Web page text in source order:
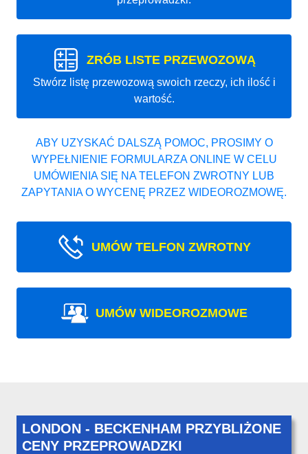
ZRÓB LISTE PRZEWOZOWĄ
Stwórz listę przewozową swoich rzeczy, ich ilość i
wartość.
ABY UZYSKAĆ DALSZĄ POMOC, PROSIMY O
WYPEŁNIENIE FORMULARZA ONLINE W CELU
UMÓWIENIA SIĘ NA TELEFON ZWROTNY LUB
ZAPYTANIA O WYCENĘ PRZEZ WIDEOROZMOWĘ.
UMÓW TELFON ZWROTNY
UMÓW WIDEOROZMOWE
LONDON - BECKENHAM PRZYBLIŻONE
CENY PRZEPROWADZKI